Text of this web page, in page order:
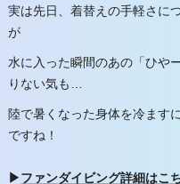
実は先日、着替えの手軽さに
が
水に入った瞬間のあの「ひや
りない気も…
陸で暑くなった身体を冷ます
ですね！
▶ ファンダイビング詳細はこ